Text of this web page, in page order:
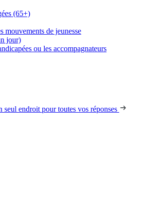
(65+)
mouvements de jeunesse
jour)
ou les accompagnateurs
seul endroit pour toutes vos réponses